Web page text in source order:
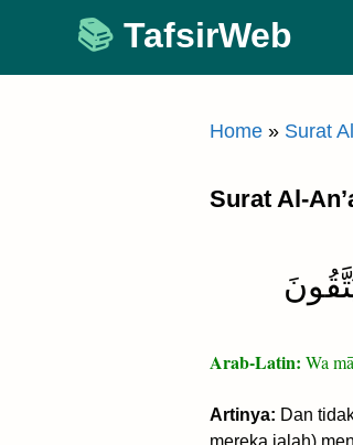
content
TafsirWeb
Home » Surat
Surat Al-
Arab-Latin: Wa
Artinya: Dan
mereka ialah)